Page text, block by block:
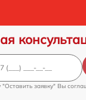
заявку" Вы